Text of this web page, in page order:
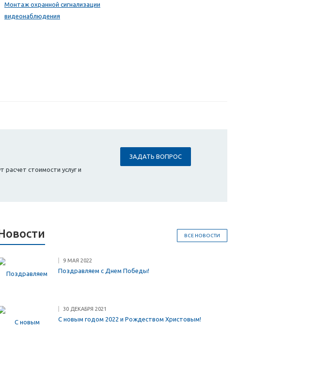
Монтаж охранной сигнализации
видеонаблюдения
стоимости услуг и
ЗАДАТЬ ВОПРОС
ВСЕ НОВОСТИ
9 МАЯ 2022
Поздравляем с Днем Победы!
30 ДЕКАБРЯ 2021
С новым годом 2022 и Рождеством Христовым!